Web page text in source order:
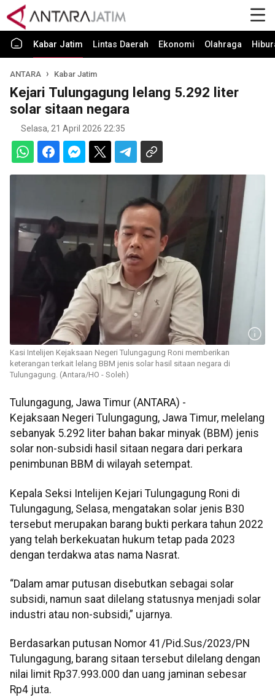
Kabar Jatim Lintas Daerah Ekonomi Olahraga
ANTARA Kabar Jatim
Kejari Tulungagung lelang 5.292 liter
solar sitaan negara
Selasa, 21 April 2026 22:35
Kasi Intelijen Kejaksaan Negeri Tulungagung Roni memberikan
keterangan terkait lelang BBM jenis solar hasil sitaan negara di
Tulungagung. (Antara/HO - Soleh)
Tulungagung, Jawa Timur (ANTARA) -
Kejaksaan Negeri Tulungagung, Jawa Timur, melelang
sebanyak 5.292 liter bahan bakar minyak (BBM) jenis
solar non-subsidi hasil sitaan negara dari perkara
penimbunan BBM di wilayah setempat.
Kepala Seksi Intelijen Kejari Tulungagung Roni di
Tulungagung, Selasa, mengatakan solar jenis B30
tersebut merupakan barang bukti perkara tahun 2022
yang telah berkekuatan hukum tetap pada 2023
dengan terdakwa atas nama Nasrat.
“Dalam amar putusan disebutkan sebagai solar
subsidi, namun saat dilelang statusnya menjadi solar
industri atau non-subsidi,” ujarnya.
Berdasarkan putusan Nomor 41/Pid.Sus/2023/PN
Tulungagung, barang sitaan tersebut dilelang dengan
nilai limit Rp37.993.000 dan uang jaminan sebesar
Rp4 juta.